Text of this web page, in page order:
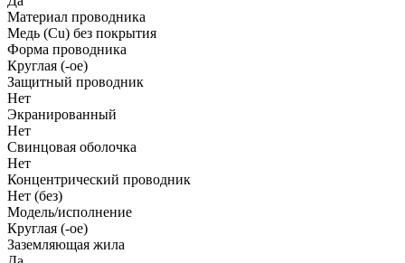
Материал проводника
Медь (Cu) без покрытия
Форма проводника
Круглая (-ое)
Защитный проводник
Нет
Экранированный
Нет
Свинцовая оболочка
Нет
Концентрический проводник
Нет (без)
Модель/исполнение
Круглая (-ое)
Заземляющая жила